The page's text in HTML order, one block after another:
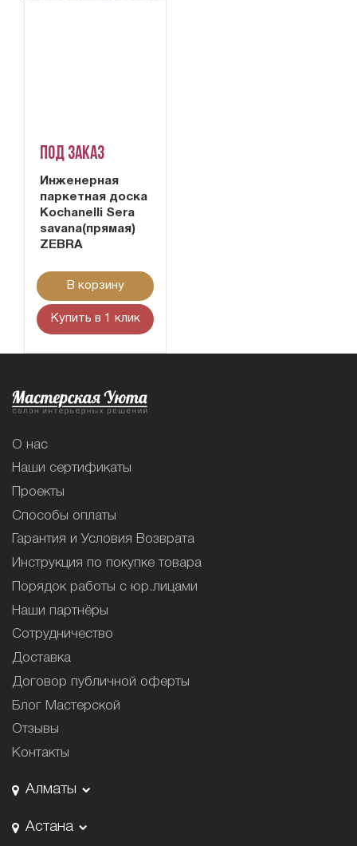
Под заказ
Инженерная
паркетная доска
Kochanelli Sera
savana(прямая)
ZEBRA
В корзину
Купить в 1 клик
О нас
Наши сертификаты
Проекты
Способы оплаты
Гарантия и Условия Возврата
Инструкция по покупке товара
Порядок работы с юр.лицами
Наши партнёры
Сотрудничество
Доставка
Договор публичной оферты
Блог Мастерской
Отзывы
Контакты
Алматы
Астана